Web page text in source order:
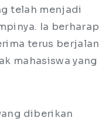
telah menjadi
Ia berharap
terus berjalan
mahasiswa yang
diberikan